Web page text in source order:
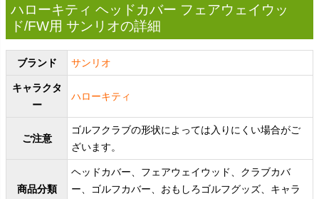
ハローキティ ヘッドカバー フェアウェイウッ
ド/FW用 サンリオの詳細
ブランド サンリオ
キャラクタ
ー
ハローキティ
ご注意
ゴルフクラブの形状によっては入りにくい場合がご
ざいます。
商品分類
ヘッドカバー、フェアウェイウッド、クラブカバ
ー、ゴルフカバー、おもしろゴルフグッズ、キャラ